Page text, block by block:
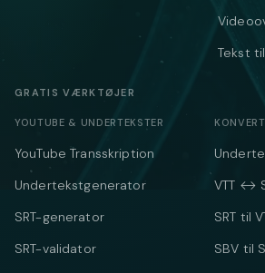
Tekst
GRATIS VÆRKTØJER
YOUTUBE & UNDERTEKSTER
YouTube Transskription
Undertekstgenerator
SRT-generator
SRT-validator
VTT ↔
SRT til
SBV til